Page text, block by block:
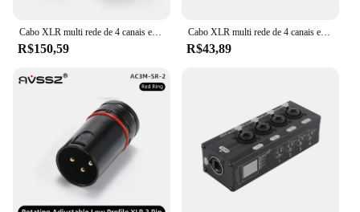
professionals and enthusiasts alike.
Cabo XLR multi rede de 4 canais e 3 pinos para iluminação de som de palco e estúdio de gravação macho e fêmea para RJ45 Ethercon
R$150,59
Cabo XLR multi rede de 4 canais e 3 pinos para iluminação de som de palco e estúdio de gravação macho e fêmea para RJ45 Ethercon
R$43,89